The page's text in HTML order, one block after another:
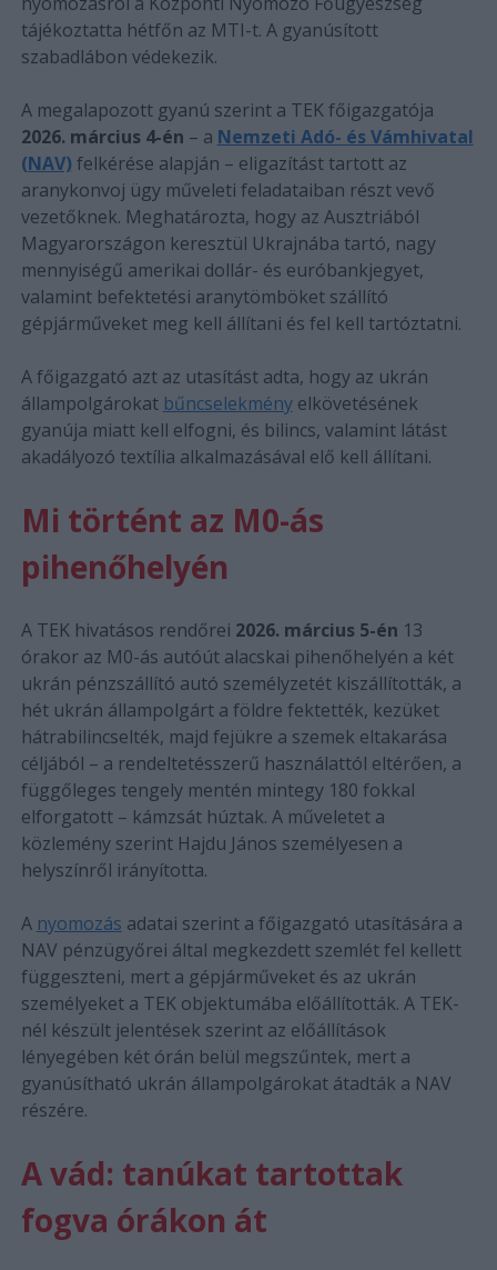
tájékoztatta hétfőn az MTI-t. A gyanúsított
szabadlábon védekezik.
A megalapozott gyanú szerint a TEK főigazgatója
2026. március 4-én – a Nemzeti Adó- és Vámhivatal
(NAV)felkérése alapján – eligazítást tartott az
aranykonvoj ügy műveleti feladataiban részt vevő
vezetőknek. Meghatározta, hogy az Ausztriából
Magyarországon keresztül Ukrajnába tartó, nagy
mennyiségű amerikai dollár- és euróbankjegyet,
valamint befektetési aranytömböket szállító
gépjárműveket meg kell állítani és fel kell tartóztatni.
A főigazgató azt az utasítást adta, hogy az ukrán
állampolgárokat bűncselekményelkövetésének
gyanúja miatt kell elfogni, és bilincs, valamint látást
akadályozó textília alkalmazásával elő kell állítani.
Mi történt az M0-ás
pihenőhelyén
A TEK hivatásos rendőrei 2026. március 5-én 13
órakor az M0-ás autóút alacskai pihenőhelyén a két
ukrán pénzszállító autó személyzetét kiszállították, a
hét ukrán állampolgárt a földre fektették, kezüket
hátrabilincselték, majd fejükre a szemek eltakarása
céljából – a rendeltetésszerű használattól eltérően, a
függőleges tengely mentén mintegy 180 fokkal
elforgatott – kámzsát húztak. A műveletet a
közlemény szerint Hajdu János személyesen a
helyszínről irányította.
A nyomozás adatai szerint a főigazgató utasítására a
NAV pénzügyőrei által megkezdett szemlét fel kellett
függeszteni, mert a gépjárműveket és az ukrán
személyeket a TEK objektumába előállították. A TEK-
nél készült jelentések szerint az előállítások
lényegében két órán belül megszűntek, mert a
gyanúsítható ukrán állampolgárokat átadták a NAV
részére.
A vád: tanúkat tartottak
fogva órákon át